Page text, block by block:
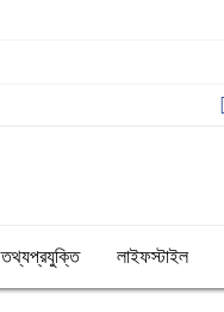
তথ্যপ্রযুক্তি লাইফস্টাইল